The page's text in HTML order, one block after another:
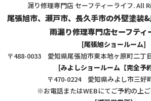
漏り修理専門店 セーフティーライフ. All
尾張旭市、瀬戸市、長久手市の外壁塗装
雨漏り修理専門店セーフティ
[尾張旭ショールーム]
〒488-0033 愛知県尾張旭市東本地ヶ原町二
[みよしショールーム【完全予
〒470-0224 愛知県みよし市三好
※お電話またはWEBにてご予約の上